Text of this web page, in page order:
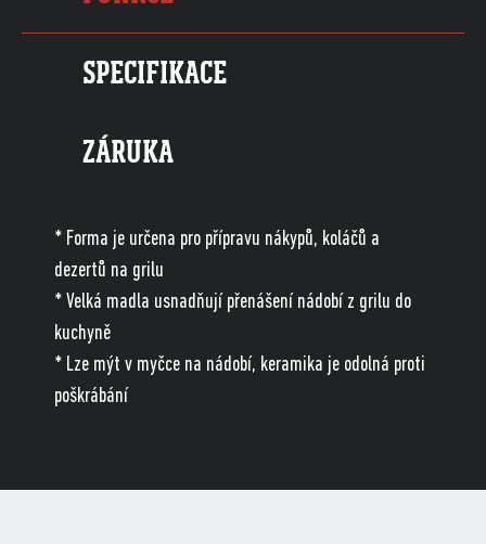
SPECIFIKACE
ZÁRUKA
* Forma je určena pro přípravu nákypů, koláčů a
dezertů na grilu
* Velká madla usnadňují přenášení nádobí z grilu do
kuchyně
* Lze mýt v myčce na nádobí, keramika je odolná proti
poškrábání